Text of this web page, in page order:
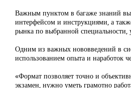
Важным пунктом в багаже знаний
интерфейсом и инструкциями, а
рынка по выбранной специальности,
Одним из важных нововведений в
использованием опыта и наработок
«Формат позволяет точно и
экзамен, нужно уметь грамотно